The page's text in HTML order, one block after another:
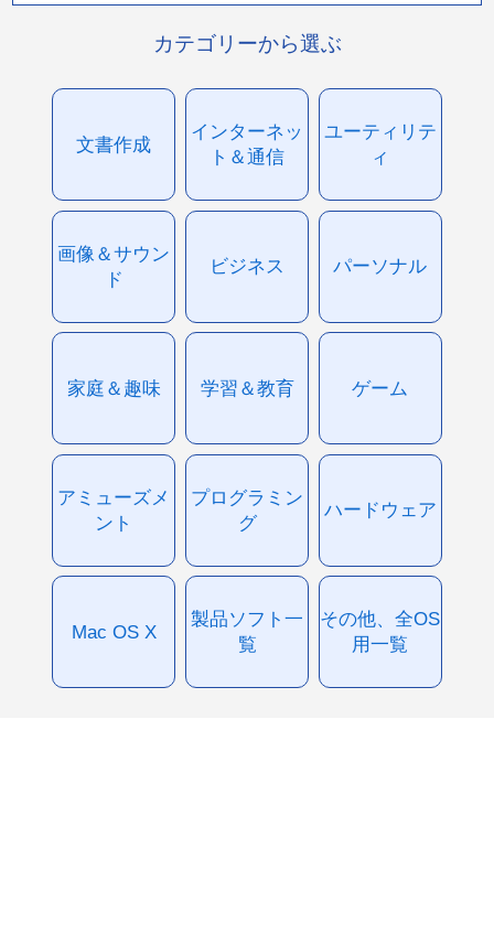
カテゴリーから選ぶ
文書作成
インターネッ
ト＆通信
ユーティリテ
ィ
画像＆サウン
ド
ビジネス パーソナル
家庭＆趣味 学習＆教育 ゲーム
アミューズメ
ント
プログラミン
グ
ハードウェア
Mac OS X
製品ソフト一
覧
その他、全OS
用一覧